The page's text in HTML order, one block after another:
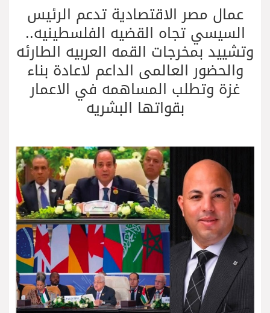
الباحة مدينة سياحية جبلية تجمع بين الطبيعة الخلابة والتراث الثقافي
عمال مصر الاقتصادية تدعم الرئيس
السيسي تجاه القضيه الفلسطينيه..
وتشييد بمخرجات القمه العربيه الطارئه
والحضور العالمى الداعم لاعادة بناء
غزة وتطلب المساهمه في الاعمار
بقواتها البشريه